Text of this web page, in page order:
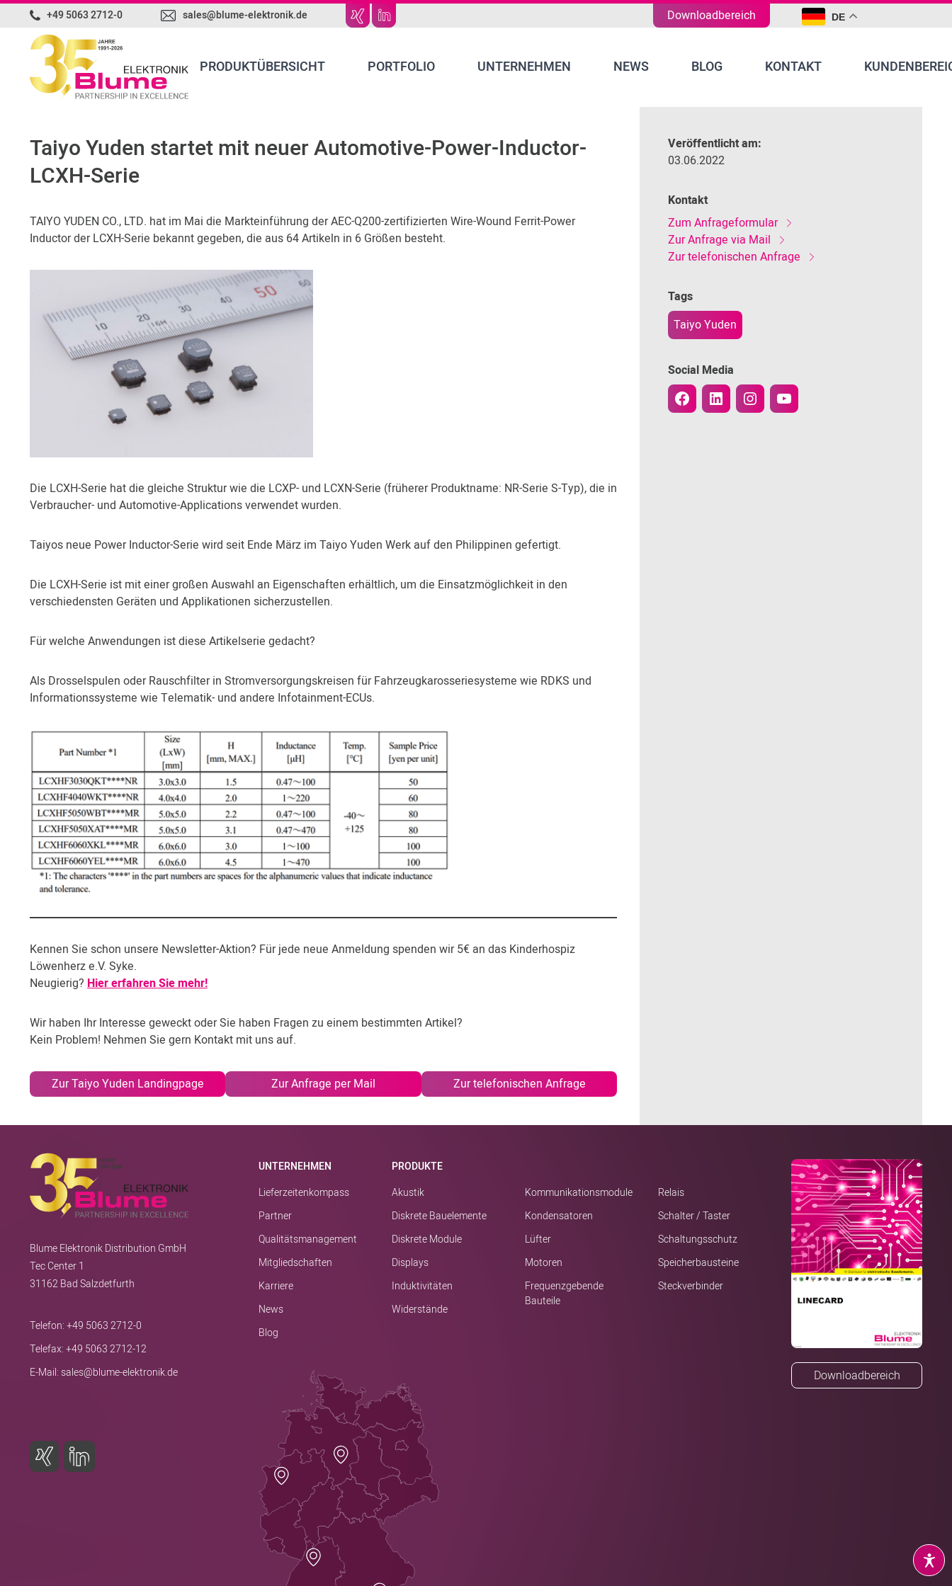
+49 5063 2712-0 sales@blume-elektronik.de Downloadbereich DE
PRODUKTÜBERSICHT PORTFOLIO UNTERNEHMEN NEWS BLOG KONTAKT
Taiyo Yuden startet mit neuer Automotive-Power-Inductor-
LCXH-Serie
TAIYO YUDEN CO., LTD. hat im Mai die Markteinführung der AEC-Q200-zertifizierten Wire-Wound Ferrit-Power
Inductor der LCXH-Serie bekannt gegeben, die aus 64 Artikeln in 6 Größen besteht.
Die LCXH-Serie hat die gleiche Struktur wie die LCXP- und LCXN-Serie (früherer Produktname: NR-Serie S-Typ), die in
Verbraucher- und Automotive-Applications verwendet wurden.
Taiyos neue Power Inductor-Serie wird seit Ende März im Taiyo Yuden Werk auf den Philippinen gefertigt.
Die LCXH-Serie ist mit einer großen Auswahl an Eigenschaften erhältlich, um die Einsatzmöglichkeit in den
verschiedensten Geräten und Applikationen sicherzustellen.
Für welche Anwendungen ist diese Artikelserie gedacht?
Als Drosselspulen oder Rauschfilter in Stromversorgungskreisen für Fahrzeugkarosseriesysteme wie RDKS und
Informationssysteme wie Telematik- und andere Infotainment-ECUs.
Kennen Sie schon unsere Newsletter-Aktion? Für jede neue Anmeldung spenden wir 5€ an das Kinderhospiz
Löwenherz e.V. Syke.
Neugierig? Hier erfahren Sie mehr!
Wir haben Ihr Interesse geweckt oder Sie haben Fragen zu einem bestimmten Artikel?
Kein Problem! Nehmen Sie gern Kontakt mit uns auf.
Zur Taiyo Yuden Landingpage Zur Anfrage per Mail Zur telefonischen Anfrage
Veröffentlicht am:
03.06.2022
Kontakt
Zum Anfrageformular
Zur Anfrage via Mail
Zur telefonischen Anfrage
Tags
Taiyo Yuden
Social Media
Blume Elektronik Distribution GmbH
Tec Center 1
31162 Bad Salzdetfurth
Telefon:+49 5063 2712-0
Telefax: +49 5063 2712-12
E-Mail:sales@blume-elektronik.de
UNTERNEHMEN
Lieferzeitenkompass
Partner
Qualitätsmanagement
Mitgliedschaften
Karriere
News
Blog
PRODUKTE
Akustik
Diskrete Bauelemente
Diskrete Module
Displays
Induktivitäten
Widerstände
Kommunikationsmodule
Kondensatoren
Lüfter
Motoren
Frequenzgebende
Bauteile
Relais
Schalter / Taster
Schaltungsschutz
Speicherbausteine
Steckverbinder
Downloadbereich